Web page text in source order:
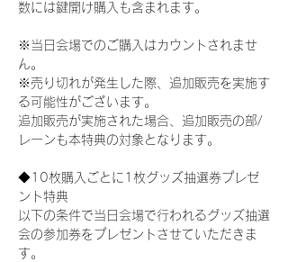
数には鍵開け購入も含まれます。
※当日会場でのご購入はカウントされませ
ん。
※売り切れが発生した際、追加販売を実施す
る可能性がございます。
追加販売が実施された場合、追加販売の部/
レーンも本特典の対象となります。
◆10枚購入ごとに1枚グッズ抽選券プレゼ
ント特典
以下の条件で当日会場で行われるグッズ抽選
会の参加券をプレゼントさせていただきま
す。